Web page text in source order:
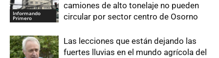
Informando
Primero
camiones de alto tonelaje no pueden
circular por sector centro de Osorno
Las lecciones que están dejando las
fuertes lluvias en el mundo agrícola del